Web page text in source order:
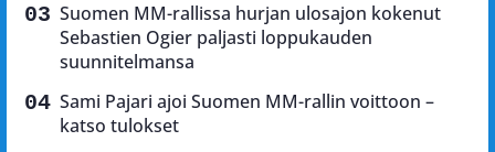
Suomen MM-rallissa hurjan ulosajon kokenut
Sebastien Ogier paljasti loppukauden
suunnitelmansa
Sami Pajari ajoi Suomen MM-rallin voittoon –
katso tulokset